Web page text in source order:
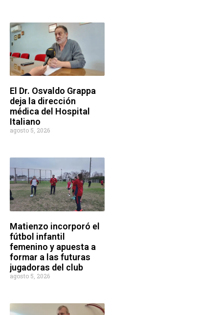
El Dr. Osvaldo Grappa
deja la dirección
médica del Hospital
Italiano
agosto 5, 2026
Matienzo incorporó el
fútbol infantil
femenino y apuesta a
formar a las futuras
jugadoras del club
agosto 5, 2026